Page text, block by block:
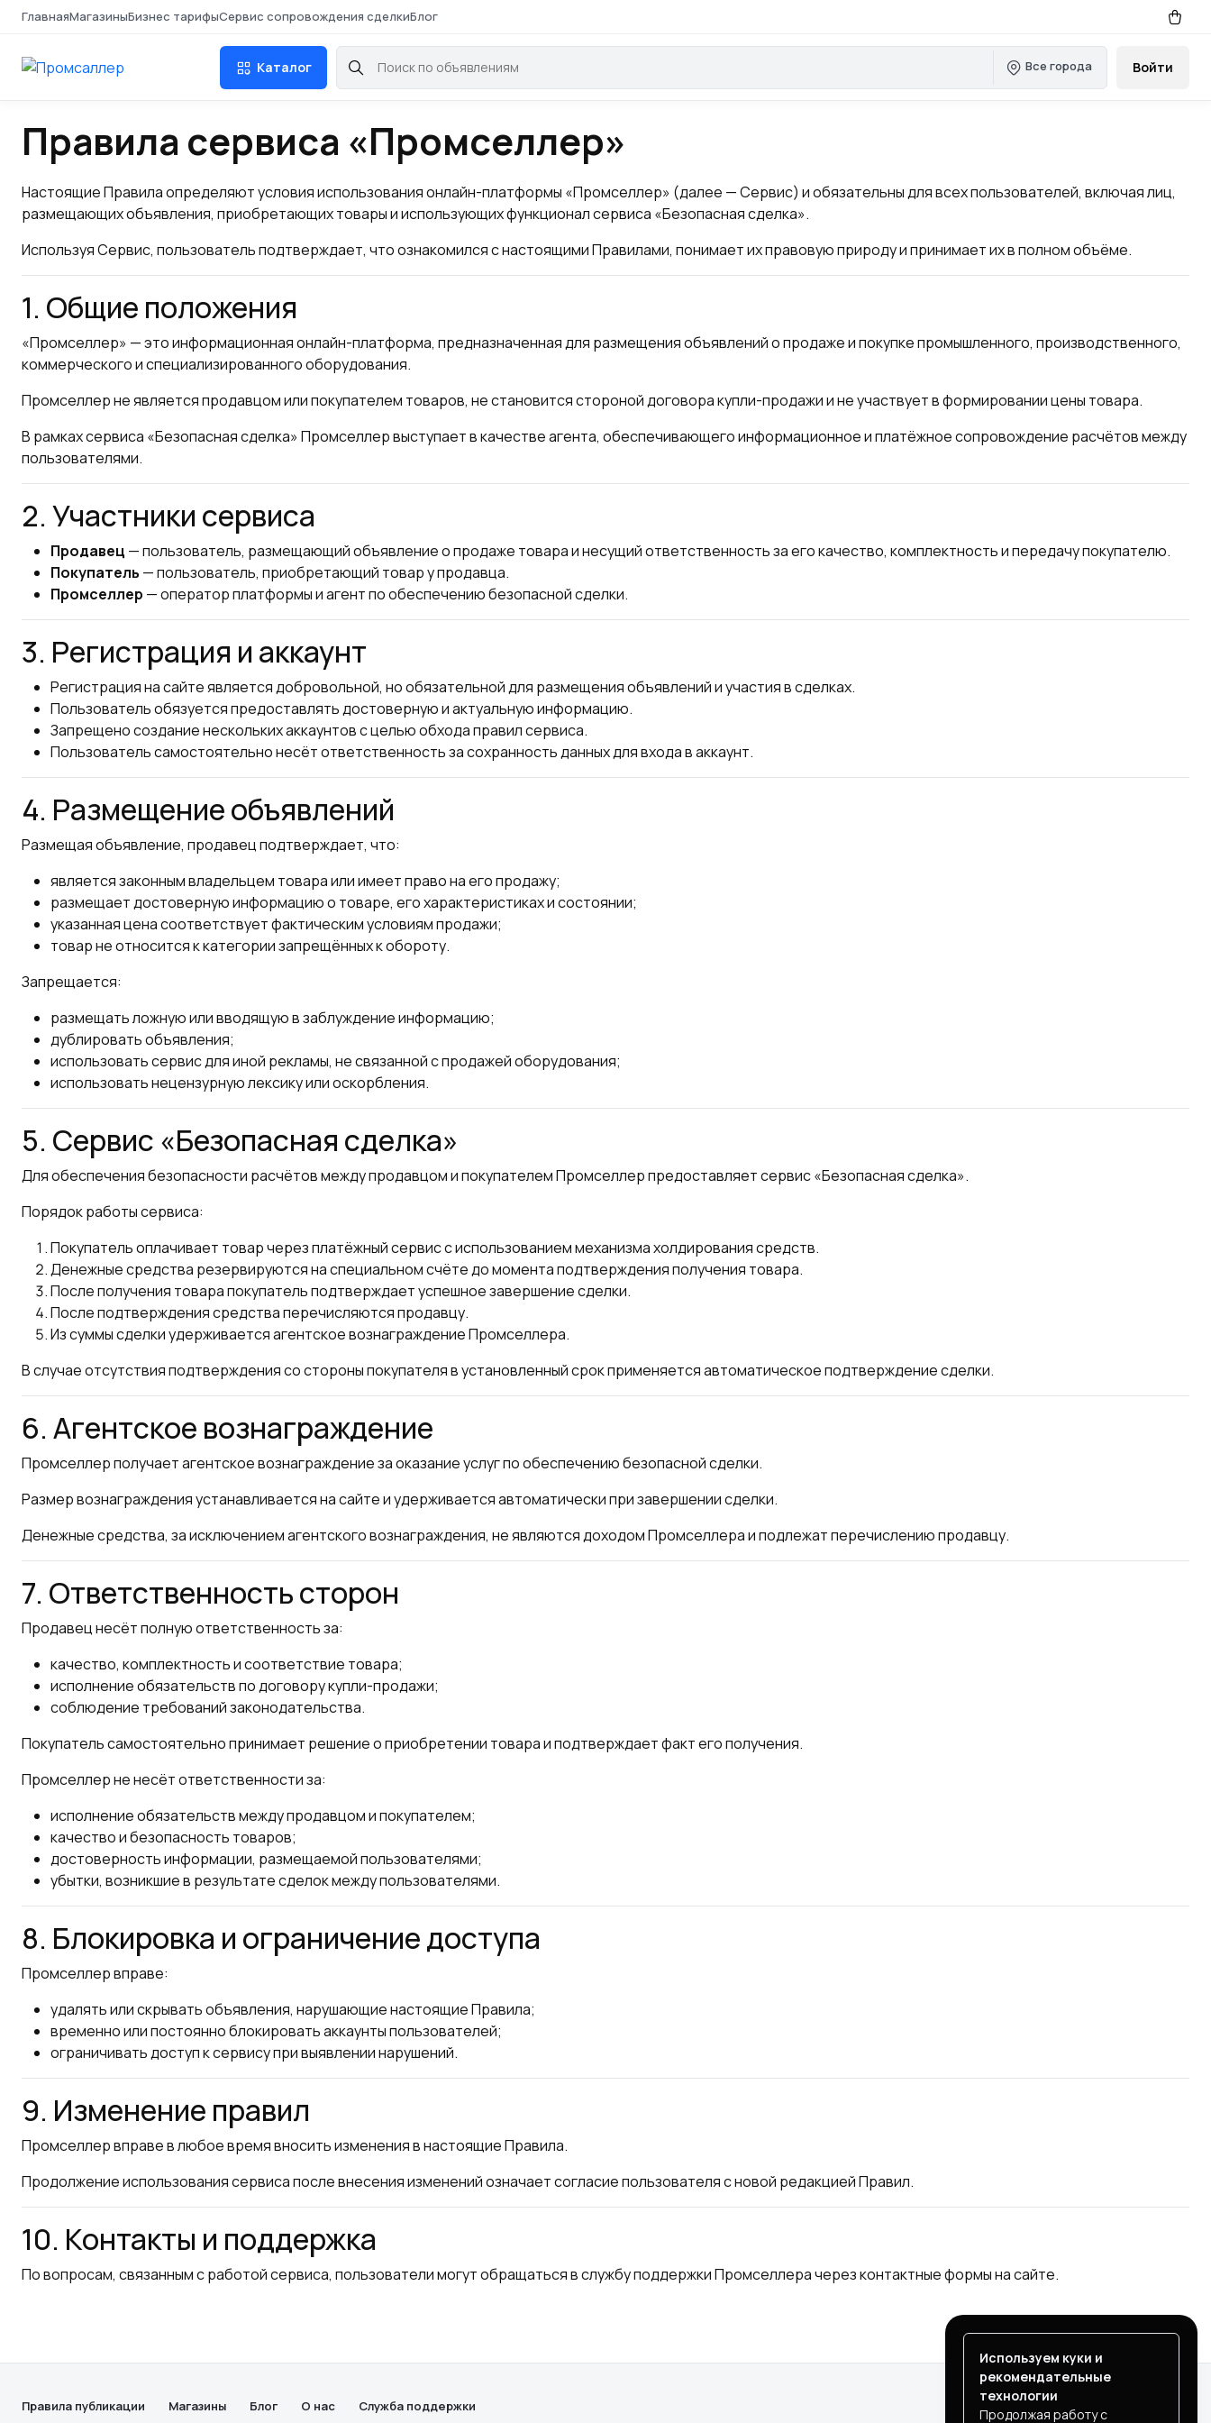
ГлавнаяМагазиныБизнес тарифыСервис сопровождения сделкиБлог
Каталог Все города Войти
Правила сервиса «Промселлер»
Настоящие Правила определяют условия использования онлайн-платформы «Промселлер» (далее — Сервис) и обязательны для всех пользователей, включая лиц,
размещающих объявления, приобретающих товары и использующих функционал сервиса «Безопасная сделка».
Используя Сервис, пользователь подтверждает, что ознакомился с настоящими Правилами, понимает их правовую природу и принимает их в полном объёме.
1. Общие положения
«Промселлер» — это информационная онлайн-платформа, предназначенная для размещения объявлений о продаже и покупке промышленного, производственного,
коммерческого и специализированного оборудования.
Промселлер не является продавцом или покупателем товаров, не становится стороной договора купли-продажи и не участвует в формировании цены товара.
В рамках сервиса «Безопасная сделка» Промселлер выступает в качестве агента, обеспечивающего информационное и платёжное сопровождение расчётов между
пользователями.
2. Участники сервиса
Продавец — пользователь, размещающий объявление о продаже товара и несущий ответственность за его качество, комплектность и передачу покупателю.
Покупатель — пользователь, приобретающий товар у продавца.
Промселлер — оператор платформы и агент по обеспечению безопасной сделки.
3. Регистрация и аккаунт
Регистрация на сайте является добровольной, но обязательной для размещения объявлений и участия в сделках.
Пользователь обязуется предоставлять достоверную и актуальную информацию.
Запрещено создание нескольких аккаунтов с целью обхода правил сервиса.
Пользователь самостоятельно несёт ответственность за сохранность данных для входа в аккаунт.
4. Размещение объявлений
Размещая объявление, продавец подтверждает, что:
является законным владельцем товара или имеет право на его продажу;
размещает достоверную информацию о товаре, его характеристиках и состоянии;
указанная цена соответствует фактическим условиям продажи;
товар не относится к категории запрещённых к обороту.
Запрещается:
размещать ложную или вводящую в заблуждение информацию;
дублировать объявления;
использовать сервис для иной рекламы, не связанной с продажей оборудования;
использовать нецензурную лексику или оскорбления.
5. Сервис «Безопасная сделка»
Для обеспечения безопасности расчётов между продавцом и покупателем Промселлер предоставляет сервис «Безопасная сделка».
Порядок работы сервиса:
Покупатель оплачивает товар через платёжный сервис с использованием механизма холдирования средств.
Денежные средства резервируются на специальном счёте до момента подтверждения получения товара.
После получения товара покупатель подтверждает успешное завершение сделки.
После подтверждения средства перечисляются продавцу.
Из суммы сделки удерживается агентское вознаграждение Промселлера.
В случае отсутствия подтверждения со стороны покупателя в установленный срок применяется автоматическое подтверждение сделки.
6. Агентское вознаграждение
Промселлер получает агентское вознаграждение за оказание услуг по обеспечению безопасной сделки.
Размер вознаграждения устанавливается на сайте и удерживается автоматически при завершении сделки.
Денежные средства, за исключением агентского вознаграждения, не являются доходом Промселлера и подлежат перечислению продавцу.
7. Ответственность сторон
Продавец несёт полную ответственность за:
качество, комплектность и соответствие товара;
исполнение обязательств по договору купли-продажи;
соблюдение требований законодательства.
Покупатель самостоятельно принимает решение о приобретении товара и подтверждает факт его получения.
Промселлер не несёт ответственности за:
исполнение обязательств между продавцом и покупателем;
качество и безопасность товаров;
достоверность информации, размещаемой пользователями;
убытки, возникшие в результате сделок между пользователями.
8. Блокировка и ограничение доступа
Промселлер вправе:
удалять или скрывать объявления, нарушающие настоящие Правила;
временно или постоянно блокировать аккаунты пользователей;
ограничивать доступ к сервису при выявлении нарушений.
9. Изменение правил
Промселлер вправе в любое время вносить изменения в настоящие Правила.
Продолжение использования сервиса после внесения изменений означает согласие пользователя с новой редакцией Правил.
10. Контакты и поддержка
По вопросам, связанным с работой сервиса, пользователи могут обращаться в службу поддержки Промселлера через контактные формы на сайте.
Правила публикации Магазины Блог О нас Служба поддержки
Используем куки и
рекомендательные
технологии
Продолжая работу с